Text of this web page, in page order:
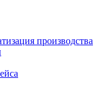
производства